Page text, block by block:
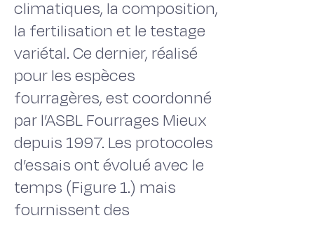
climatiques, la composition,
la fertilisation et le testage
variétal. Ce dernier, réalisé
pour les espèces
fourragères, est coordonné
par l’ASBL Fourrages Mieux
depuis 1997. Les protocoles
d’essais ont évolué avec le
temps (Figure 1.) mais
fournissent des